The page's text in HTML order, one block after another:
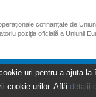
cofinanțate de
poziția oficială a Uniunii
uri pentru a ajuta
cookie-urilor. Află detalii